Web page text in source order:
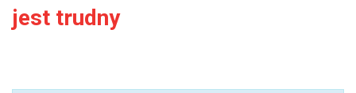
jest trudny